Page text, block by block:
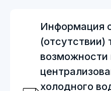
Информация
(отсутствии)
холодного